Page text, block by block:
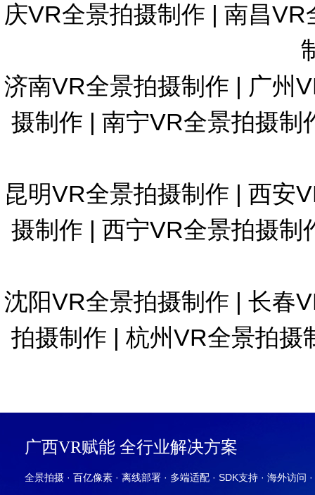
庆VR全景拍摄制作 | 南昌VR
济南VR全景拍摄制作 | 广州
摄制作 | 南宁VR全景拍摄制
昆明VR全景拍摄制作 | 西安
摄制作 | 西宁VR全景拍摄制
沈阳VR全景拍摄制作 | 长春
拍摄制作 | 杭州VR全景拍摄
广西VR赋能 全行业解决方案
全景拍摄 · 百亿像素 · 离线部署 · 多端适配 · SDK支持 · 海外访问